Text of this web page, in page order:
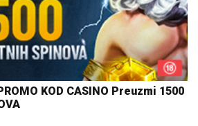
KOD CASINO Preuzmi 1500